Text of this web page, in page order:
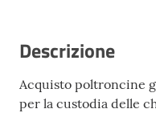
Descrizione
Acquisto poltroncine
per la custodia delle